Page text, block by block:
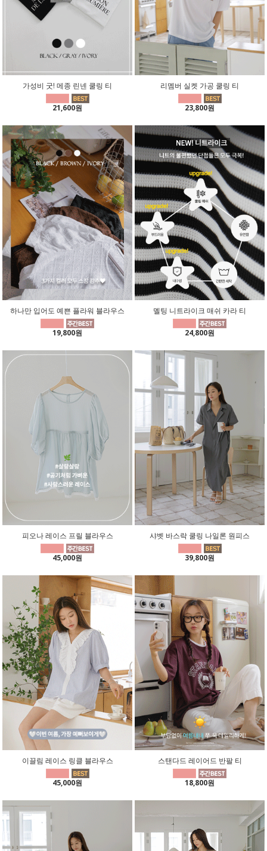
가성비 굿! 메종 린넨 쿨링 티
21,600원
리멤버 실켓 가공 쿨링 티
23,800원
하나만 입어도 예쁜 플라워 블라우스
19,800원
멜팅 니트라이크 매쉬 카라 티
24,800원
피오나 레이스 프릴 블라우스
45,000원
샤벳 바스락 쿨링 나일론 원피스
39,800원
이끌림 레이스 링클 블라우스
45,000원
스탠다드 레이어드 반팔 티
18,800원